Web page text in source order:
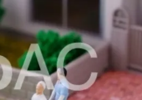
書籍・雑誌出版
チャレンジ